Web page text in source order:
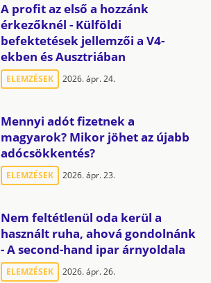
A profit az első a hozzánk
érkezőknél - Külföldi
befektetések jellemzői a V4-
ekben és Ausztriában
ELEMZÉSEK 2026. ápr. 24.
Mennyi adót fizetnek a
magyarok? Mikor jöhet az újabb
adócsökkentés?
ELEMZÉSEK 2026. ápr. 23.
Nem feltétlenül oda kerül a
használt ruha, ahová gondolnánk
- A second-hand ipar árnyoldala
ELEMZÉSEK 2026. ápr. 26.